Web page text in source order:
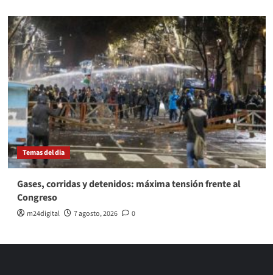
Temas del dia
Gases, corridas y detenidos: máxima tensión frente al
Congreso
m24digital 7 agosto, 2026 0